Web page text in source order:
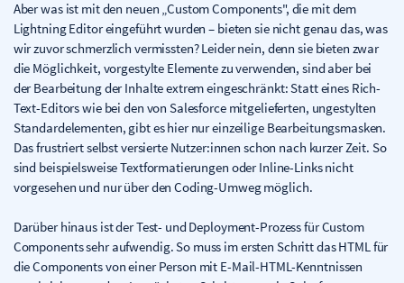
Aber was ist mit den neuen „Custom Components", die mit dem
Lightning Editor eingeführt wurden – bieten sie nicht genau das, was
wir zuvor schmerzlich vermissten? Leider nein, denn sie bieten zwar
die Möglichkeit, vorgestylte Elemente zu verwenden, sind aber bei
der Bearbeitung der Inhalte extrem eingeschränkt: Statt eines Rich-
Text-Editors wie bei den von Salesforce mitgelieferten, ungestylten
Standardelementen, gibt es hier nur einzeilige Bearbeitungsmasken.
Das frustriert selbst versierte Nutzer:innen schon nach kurzer Zeit. So
sind beispielsweise Textformatierungen oder Inline-Links nicht
vorgesehen und nur über den Coding-Umweg möglich.
Darüber hinaus ist der Test- und Deployment-Prozess für Custom
Components sehr aufwendig. So muss im ersten Schritt das HTML für
die Components von einer Person mit E-Mail-HTML-Kenntnissen